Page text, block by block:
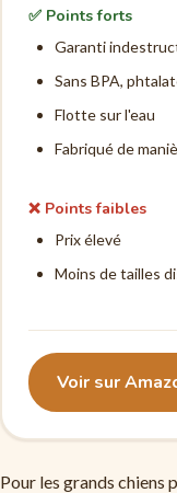
✅ Points forts
Garanti
Sans BPA,
Flotte sur l'eau
Fabriqué de
❌ Points faibles
Prix élevé
Moins de tailles
Voir sur
Pour les grands chiens